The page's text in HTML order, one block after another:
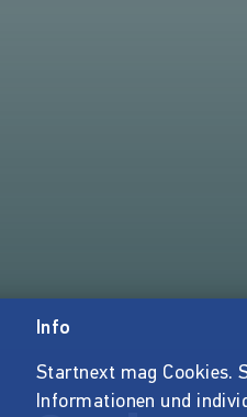
Info
Startnext mag Cookies.
Informationen und